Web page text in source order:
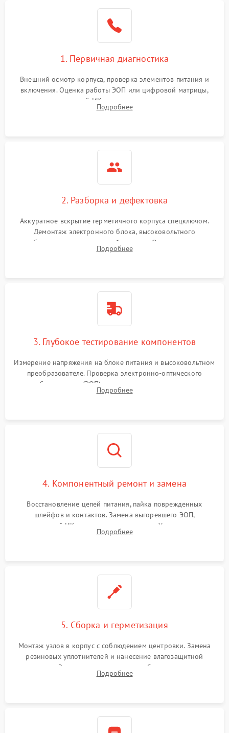
1. Первичная диагностика
Внешний осмотр корпуса, проверка элементов питания и
включения. Оценка работы ЭОП или цифровой матрицы,
проверка встроенной ИК-подсветки и механизма выверки
прицельной сетки. Выявление видимых дефектов оптики и
Подробнее
2. Разборка и дефектовка
Аккуратное вскрытие герметичного корпуса спецключом.
Демонтаж электронного блока, высоковольтного
преобразователя и оптической системы. Осмотр контактов
на окисление и проверка целостности уплотнительных
Подробнее
3. Глубокое тестирование компонентов
Измерение напряжения на блоке питания и высоковольтном
преобразователе. Проверка электронно-оптического
преобразователя (ЭОП) на стенде на предмет эмиссии,
шумов и засветок. Диагностика микросхем цифровых
Подробнее
4. Компонентный ремонт и замена
Восстановление цепей питания, пайка поврежденных
шлейфов и контактов. Замена выгоревшего ЭОП,
неисправной ИК-подсветки или матрицы. Ультразвуковая
очистка плат и удаление загрязнений с линз объектива и
Подробнее
5. Сборка и герметизация
Монтаж узлов в корпус с соблюдением центровки. Замена
резиновых уплотнителей и нанесение влагозащитной
смазки. Заполнение внутреннего объема прицела
осушенным азотом для предотвращения запотевания оптики
Подробнее